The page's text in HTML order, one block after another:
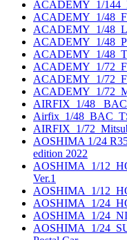
ACADEMY_1/
ACADEMY_1/
ACADEMY_1/
ACADEMY_1/
ACADEMY_1/
ACADEMY_1/
ACADEMY_1/
ACADEMY_1/
AIRFIX_1/48_
Airfix_1/
AIRFIX_1/
AOSHIMA 1/24
edition 2022
AOSHIMA_1/
Ver.1
AOSHIMA_1/
AOSHIMA_1/
AOSHIMA_1/
AOSHIMA_1/